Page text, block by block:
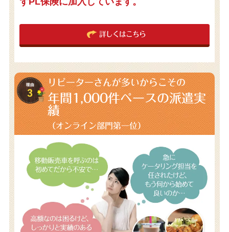
詳しくはこちら
リピーターさんが多いからこその
年間1,000件ペースの派遣実
績
（オンライン部門第一位）